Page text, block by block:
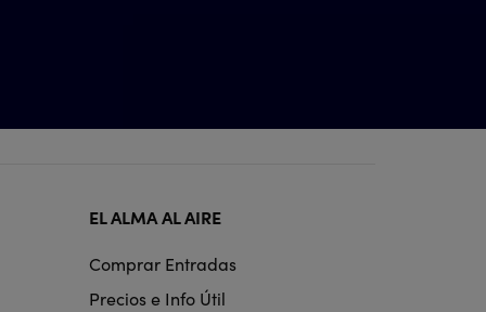
EL ALMA AL AIRE
Comprar Entradas
Precios e Info Útil